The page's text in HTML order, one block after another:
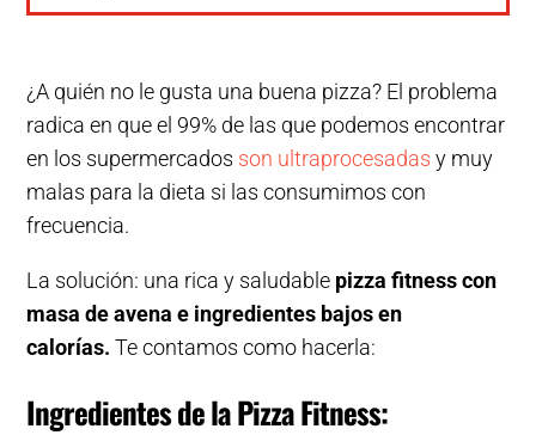
¿A quién no le gusta una buena pizza? El problema
radica en que el 99% de las que podemos encontrar
en los supermercados son ultraprocesadas y muy
malas para la dieta si las consumimos con
frecuencia.
La solución: una rica y saludable pizza fitness con
masa de avena e ingredientes bajos en
calorías.Te contamos como hacerla:
Ingredientes de la Pizza Fitness: